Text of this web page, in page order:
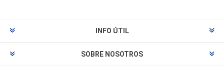
INFO ÚTIL
SOBRE NOSOTROS